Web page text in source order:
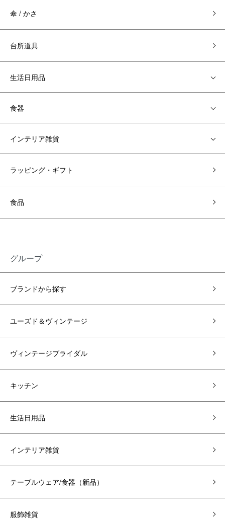
傘 / かさ
台所道具
生活日用品
食器
インテリア雑貨
ラッピング・ギフト
食品
グループ
ブランドから探す
ユーズド＆ヴィンテージ
ヴィンテージブライダル
キッチン
生活日用品
インテリア雑貨
テーブルウェア/食器（新品）
服飾雑貨